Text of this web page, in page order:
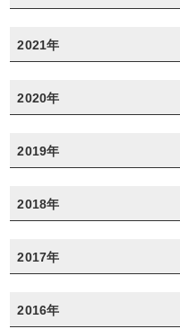
2021年
2020年
2019年
2018年
2017年
2016年